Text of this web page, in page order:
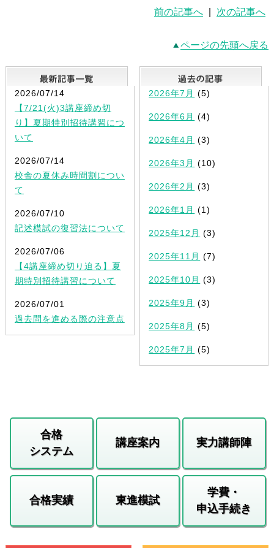
前の記事へ 次の記事へ
ページの先頭へ戻る
最新記事一覧
2026/07/14
【7/21(火)3講座締め切
り】夏期特別招待講習につ
いて
2026/07/14
校舎の夏休み時間割につい
て
2026/07/10
記述模試の復習法について
2026/07/06
【4講座締め切り迫る】夏
期特別招待講習について
2026/07/01
過去問を進める際の注意点
2026年7月 (5)
2026年6月 (4)
2026年4月 (3)
2026年3月 (10)
2026年2月 (3)
2026年1月 (1)
2025年12月 (3)
2025年11月 (7)
2025年10月 (3)
2025年9月 (3)
2025年8月 (5)
2025年7月 (5)
合格
システム
講座案内 実力講師陣
合格実績 東進模試
学費・
申込手続き